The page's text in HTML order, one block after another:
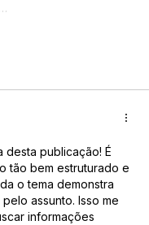
desta publicação! É
tão bem estruturado e
o tema demonstra
assunto. Isso me
informações